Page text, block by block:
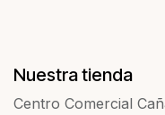
Nuestra tienda
Centro Comercial